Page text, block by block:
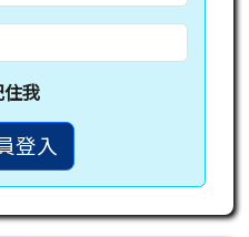
我
登入